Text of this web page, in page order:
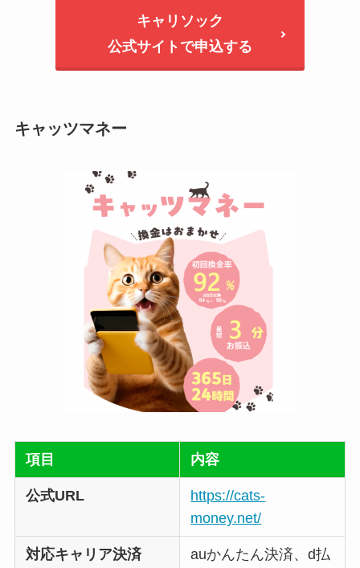
キャリソック
公式サイトで申込する
キャッツマネー
項目 内容
公式URL
https://cats-
money.net/
対応キャリア決済
auかんたん決済、d払